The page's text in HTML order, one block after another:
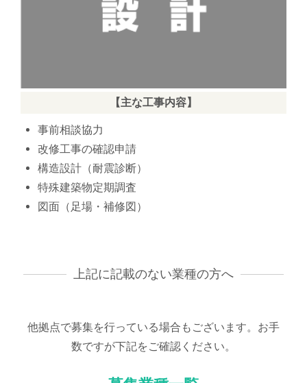
【主な工事内容】
事前相談協力
改修工事の確認申請
構造設計（耐震診断）
特殊建築物定期調査
図面（足場・補修図）
上記に記載のない業種の方へ
他拠点で募集を行っている場合もございます。お手
数ですが下記をご確認ください。